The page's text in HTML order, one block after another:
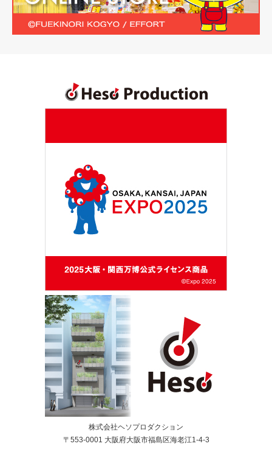
株式会社ヘソプロダクション
〒553-0001 大阪府大阪市福島区海老江1-4-3